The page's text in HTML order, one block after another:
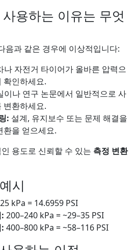
용하는 이유는 무엇
음과 같은 경우에 이상적입니다:
나 자전거 타이어가 올바른 압력으
확인하세요.
이나 연구 논문에서 일반적으로 사
변환하세요.
: 설계, 유지보수 또는 문제 해결을
환을 얻으세요.
용도로 신뢰할 수 있는 측정 변환
시
kPa = 14.6959 PSI
200–240 kPa = ~29–35 PSI
400–800 kPa = ~58–116 PSI